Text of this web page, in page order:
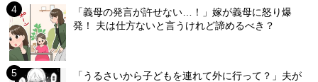
「義母の発言が許せない…！」嫁が義母に怒り爆
発！ 夫は仕方ないと言うけれど諦めるべき？
「うるさいから子どもを連れて外に行って？」夫が